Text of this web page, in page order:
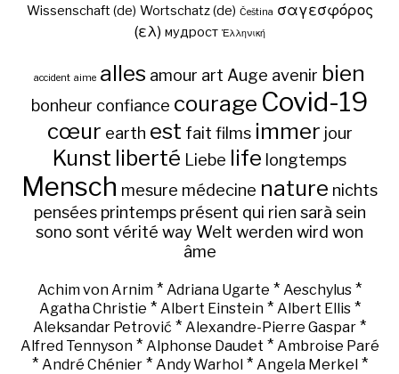
Wissenschaft (de) Wortschatz (de) Čeština σαγεσφόρος
(ελ) мудрост Ἑλληνική
accident aime alles amour art Auge avenir bien
bonheur confiance courage Covid-19
cœur earth est fait films immer jour
Kunst liberté Liebe life longtemps
Mensch mesure médecine nature nichts
pensées printemps présent qui rien sarà sein
sono sont vérité way Welt werden wird won
âme
Achim von Arnim * Adriana Ugarte * Aeschylus *
Agatha Christie * Albert Einstein* Albert Ellis*
Aleksandar Petrović * Alexandre-Pierre Gaspar *
Alfred Tennyson* Alphonse Daudet * Ambroise Paré
* André Chénier* Andy Warhol * Angela Merkel *